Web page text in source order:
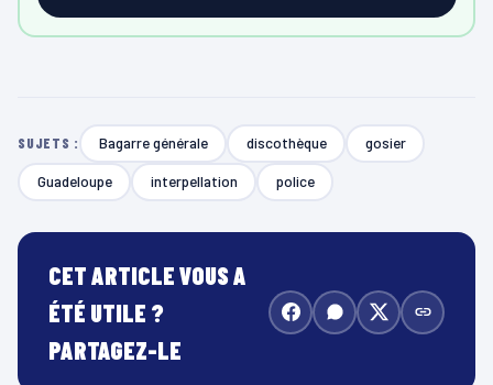
SUJETS : Bagarre générale discothèque gosier
Guadeloupe interpellation police
CET ARTICLE VOUS A
ÉTÉ UTILE ?
PARTAGEZ-LE